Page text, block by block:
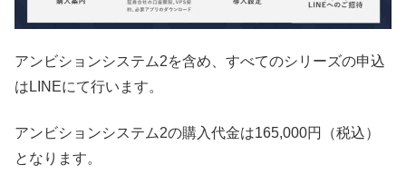
アンビションシステム2を含め、すべてのシリーズの申込
はLINEにて行います。
アンビションシステム2の購入代金は165,000円（税込）
となります。